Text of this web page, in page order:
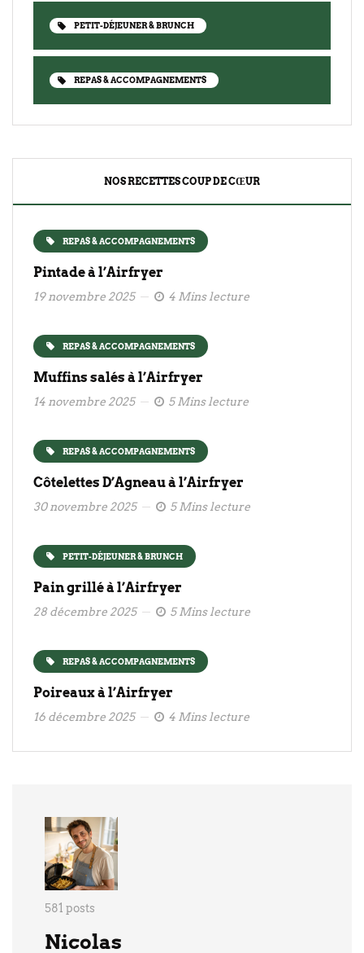
PETIT-DÉJEUNER & BRUNCH
REPAS & ACCOMPAGNEMENTS
NOS RECETTES COUP DE CŒUR
REPAS & ACCOMPAGNEMENTS
Pintade à l’Airfryer
19 novembre 2025 4 Mins lecture
REPAS & ACCOMPAGNEMENTS
Muffins salés à l’Airfryer
14 novembre 2025 5 Mins lecture
REPAS & ACCOMPAGNEMENTS
Côtelettes D’Agneau à l’Airfryer
30 novembre 2025 5 Mins lecture
PETIT-DÉJEUNER & BRUNCH
Pain grillé à l’Airfryer
28 décembre 2025 5 Mins lecture
REPAS & ACCOMPAGNEMENTS
Poireaux à l’Airfryer
16 décembre 2025 4 Mins lecture
581 posts
Nicolas